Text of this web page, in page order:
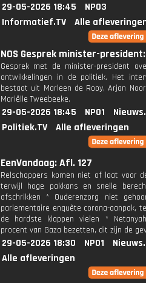
29-05-2026 18:45
NPO3
Informatief.TV
Alle
NOS Gesprek minister-
Gesprek met de minister-president
ontwikkelingen in de politiek. Het
bestaat uit Marleen de Rooy, Arjan
Mariëlle Tweebeeke.
29-05-2026 18:45 NPO1
Politiek.TV
Alle afleveringen
EenVandaag: Afl. 127
Relschoppers komen niet of laat voor
terwijl hoge pakkans en snelle
afschrikken * Ouderenzorg niet
parlementaire enquête corona-aanpak,
de hardste klappen vielen *
procent van Gaza bezetten, dit zijn de
29-05-2026 18:30 NPO1
Alle afleveringen